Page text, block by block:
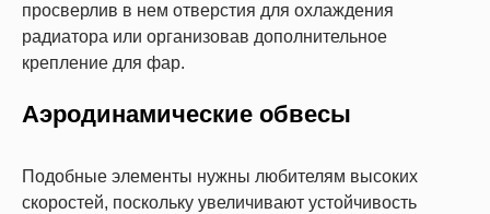
просверлив в нем отверстия для охлаждения
радиатора или организовав дополнительное
крепление для фар.
Аэродинамические обвесы
Подобные элементы нужны любителям высоких
скоростей, поскольку увеличивают устойчивость